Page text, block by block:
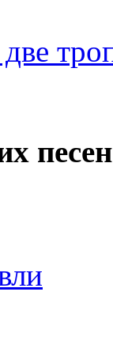
песен